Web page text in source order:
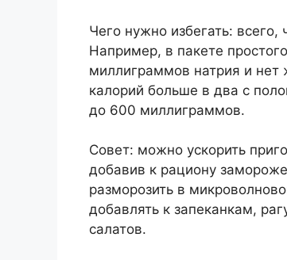
Чего нужно избегать:
Например, в пакете
миллиграммов натрия и
калорий больше в два с
до 600 миллиграммов.
Совет: можно ускорить
добавив к рациону
разморозить в
добавлять к запеканкам,
салатов.